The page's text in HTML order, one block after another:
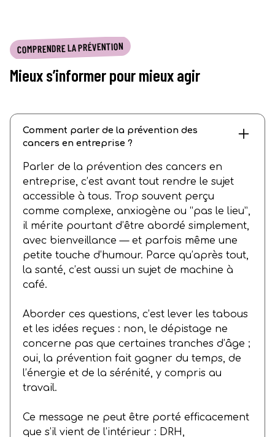
COMPRENDRE LA PRÉVENTION
Mieux s’informer pour mieux agir
Comment parler de la prévention des
cancers en entreprise ?
Parler de la prévention des cancers en
entreprise, c’est avant tout rendre le sujet
accessible à tous. Trop souvent perçu
comme complexe, anxiogène ou “pas le lieu”,
il mérite pourtant d’être abordé simplement,
avec bienveillance — et parfois même une
petite touche d’humour. Parce qu’après tout,
la santé, c’est aussi un sujet de machine à
café.
Aborder ces questions, c’est lever les tabous
et les idées reçues : non, le dépistage ne
concerne pas que certaines tranches d’âge ;
oui, la prévention fait gagner du temps, de
l’énergie et de la sérénité, y compris au
travail.
Ce message ne peut être porté efficacement
que s’il vient de l’intérieur : DRH,